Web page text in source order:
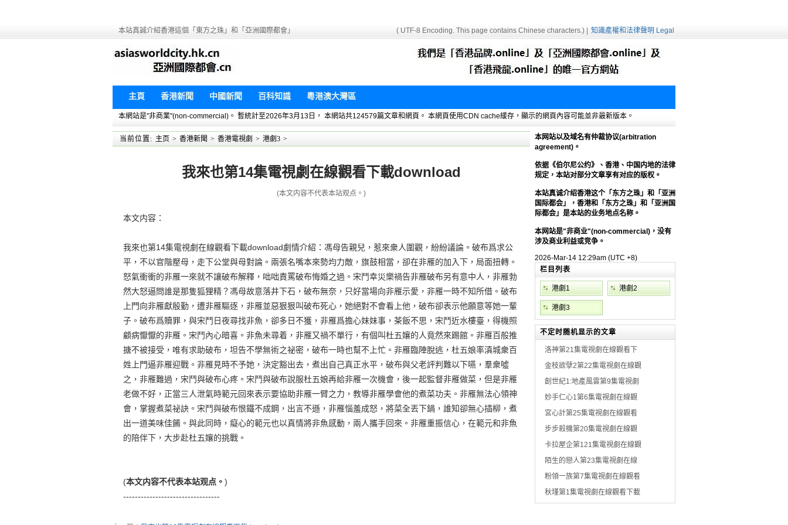
本站真誠介紹香港這個「東方之珠」和「亞洲國際都會」 ( UTF-8 Encoding. This page contains Chinese characters.) | 知識產權和法律聲明 Legal
主頁 香港新聞 中國新聞 百科知識 粵港澳大灣區
本網站是"非商業"(non-commercial)。 暫統計至2026年3月13日， 本網站共124579篇文章和網頁。 本網頁使用CDN cache緩存，顯示的網頁內容可能並非最新版本。
当前位置: 主页 > 香港新聞 > 香港電視劇 > 港劇3 >
我來也第14集電視劇在線觀看下載download
(本文内容不代表本站观点。)
本文内容：
我來也第14集電視劇在線觀看下載download劇情介紹：馮母告親兒，惹來衆人圍觀，紛紛議論。破布爲求公
平，不以官階壓母，走下公堂與母對論。兩張名嘴本來勢均力敵，旗鼓相當，卻在非雁的加入下，局面扭轉。
怒氣衝衝的非雁一來就不讓破布解釋，咄咄責罵破布悔婚之過。宋鬥幸災樂禍告非雁破布另有意中人，非雁勃
然大怒逼問誰是那隻狐狸精？馮母故意落井下石，破布無奈，只好當場向非雁示愛，非雁一時不知所借。破布
上門向非雁獻殷勤，遭非雁驅逐，非雁並惡狠狠叫破布死心，她絕對不會看上他，破布卻表示他願意等她一輩
子。破布爲贖罪，與宋鬥日夜尋找非魚，卻多日不獲，非雁爲擔心妹妹事，茶飯不思，宋鬥近水樓臺，得機照
顧病懨懨的非雁。宋鬥內心暗喜。非魚未尋着，非雁又禍不單行，有個叫杜五孃的人竟然來踢館。非雁百般推
搪不被接受，唯有求助破布，坦告不學無術之祕密，破布一時也幫不上忙。非雁臨陣脫逃，杜五娘率滇城衆百
姓上門逼非雁迎戰。非雁見時不予她，決定豁出去，煮出自己真正水平，破布與父老評判難以下嚥，羣衆噓
之，非雁難過，宋鬥與破布心疼。宋鬥與破布說服杜五娘再給非雁一次機會，後一起監督非雁做菜，但是非雁
老做不好，正當三人泄氣時範元回來表示要協助非雁一臂之力，教導非雁學會他的煮菜功夫。非雁無法心領神
會，掌握煮菜祕訣。宋鬥與破布恨鐵不成鋼，出言不遜，非雁惱羞成怒，將菜全丟下鍋，誰知卻無心插柳，煮
出一道美味佳餚。與此同時，癡心的範元也以真情將非魚感動，兩人攜手回來。非雁重振信心，在範元和非魚
的陪伴下，大步赴杜五孃的挑戰。
(本文内容不代表本站观点。 )
---------------------------------
本网站以及域名有仲裁协议(arbitration
agreement)。
依据《伯尔尼公约》、香港、中国内地的法律
规定，本站对部分文章享有对应的版权。
本站真诚介绍香港这个「东方之珠」和「亚洲
国际都会」，香港和「东方之珠」和「亚洲国
际都会」是本站的业务地点名称。
本网站是"非商业"(non-commercial)，没有
涉及商业利益或竞争。
2026-Mar-14 12:29am (UTC +8)
栏目列表
港劇1 港劇2
港劇3
不定时随机显示的文章
洛神第21集電視劇在線觀看下
金枝欲孽2第22集電視劇在線觀
創世紀1:地產風雲第9集電視劇
妙手仁心1第6集電視劇在線觀
宮心計第25集電視劇在線觀看
步步殺機第20集電視劇在線觀
卡拉屋企第121集電視劇在線觀
陌生的戀人第23集電視劇在線
粉領一族第7集電視劇在線觀看
秋瑾第1集電視劇在線觀看下載